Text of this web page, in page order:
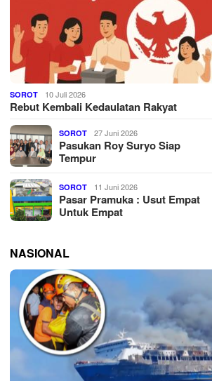
SOROT 10 Juli 2026
Rebut Kembali Kedaulatan Rakyat
SOROT 27 Juni 2026
Pasukan Roy Suryo Siap
Tempur
SOROT 11 Juni 2026
Pasar Pramuka : Usut Empat
Untuk Empat
NASIONAL